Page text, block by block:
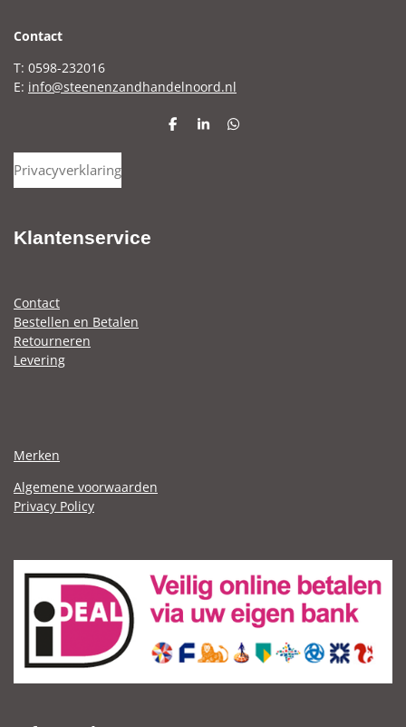
Contact
T: 0598-232016
E: info@steenenzandhandelnoord.nl
D
S
D
Privacyverklaring
Klantenservice
Contact
Bestellen en Betalen
Retourneren
Levering
Merken
Algemene voorwaarden
Privacy Policy